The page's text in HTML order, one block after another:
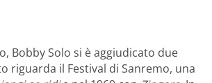
Bobby Solo si è aggiudicato due
riguarda il Festival di Sanremo, una